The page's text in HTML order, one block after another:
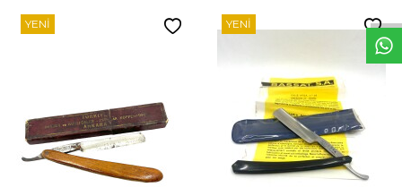
YENI YENI